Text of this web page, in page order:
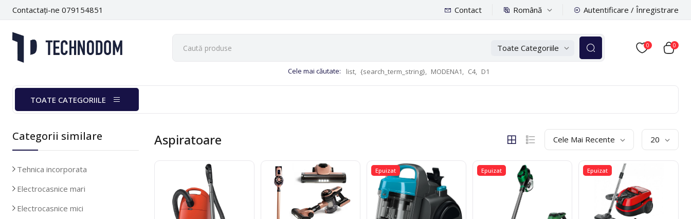
Contactați-ne 079154851 Contact Română Autentificare / Înregistrare
Toate Categoriile
Cele mai căutate: list, {search_term_string}, MODENA1, C4, D1
0 0
TOATE CATEGORIILE
Categorii similare
Tehnica incorporata
Electrocasnice mari
Electrocasnice mici
Aspiratoare Cele Mai Recente 20
Epuizat Epuizat Epuizat